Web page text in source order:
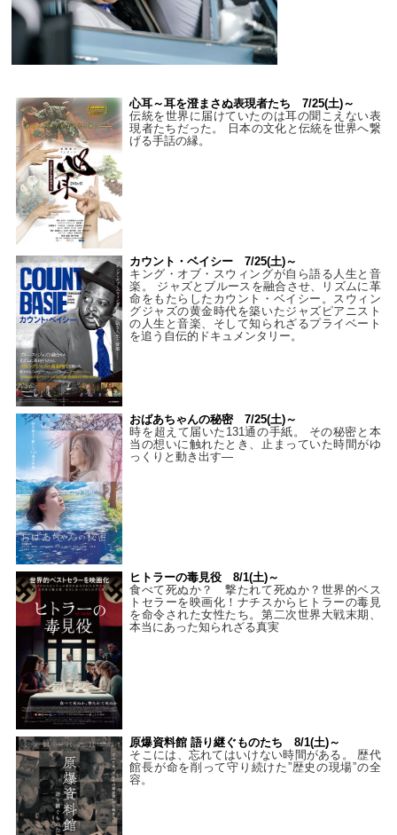
心耳～耳を澄まさぬ表現者たち 7/25(土)～
伝統を世界に届けていたのは耳の聞こえない表
現者たちだった。 日本の文化と伝統を世界へ繋
げる手話の縁。
カウント・ベイシー 7/25(土)～
キング・オブ・スウィングが自ら語る人生と音
楽。 ジャズとブルースを融合させ、リズムに革
命をもたらしたカウント・ベイシー。スウィン
グジャズの黄金時代を築いたジャズピアニスト
の人生と音楽、そして知られざるプライベート
を追う自伝的ドキュメンタリー。
おばあちゃんの秘密 7/25(土)～
時を超えて届いた131通の手紙。 その秘密と本
当の想いに触れたとき、止まっていた時間がゆ
っくりと動き出す―
ヒトラーの毒見役 8/1(土)～
食べて死ぬか？ 撃たれて死ぬか？世界的ベス
トセラーを映画化！ナチスからヒトラーの毒見
を命令された女性たち。第二次世界大戦末期、
本当にあった知られざる真実
原爆資料館 語り継ぐものたち 8/1(土)～
そこには、忘れてはいけない時間がある。 歴代
館長が命を削って守り続けた”歴史の現場”の全
容。